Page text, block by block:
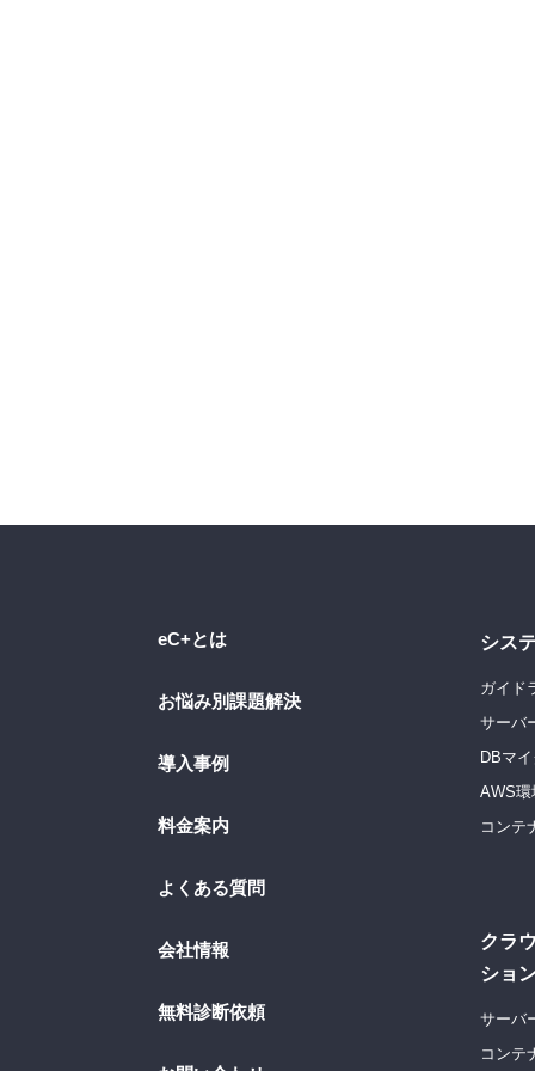
eC+とは
お悩み別課題解決
導入事例
料金案内
よくある質問
会社情報
無料診断依頼
シス
ガイド
サーバ
DBマ
AWS環
コンテ
クラ
ショ
サーバ
コンテ